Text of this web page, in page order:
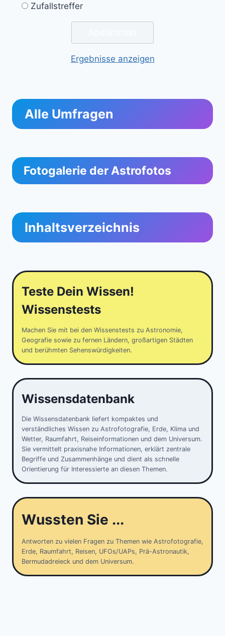
Zufallstreffer
Ergebnisse anzeigen
Alle Umfragen
Fotogalerie der Astrofotos
Inhaltsverzeichnis
Teste Dein Wissen!
Wissenstests
Machen Sie mit bei den Wissenstests zu Astronomie,
Geografie sowie zu fernen Ländern, großartigen Städten
und berühmten Sehenswürdigkeiten.
Wissensdatenbank
Die Wissensdatenbank liefert kompaktes und
verständliches Wissen zu Astrofotografie, Erde, Klima und
Wetter, Raumfahrt, Reiseinformationen und dem Universum.
Sie vermittelt praxisnahe Informationen, erklärt zentrale
Begriffe und Zusammenhänge und dient als schnelle
Orientierung für Interessierte an diesen Themen.
Wussten Sie ...
Antworten zu vielen Fragen zu Themen wie Astrofotografie,
Erde, Raumfahrt, Reisen, UFOs/UAPs, Prä-Astronautik,
Bermudadreieck und dem Universum.